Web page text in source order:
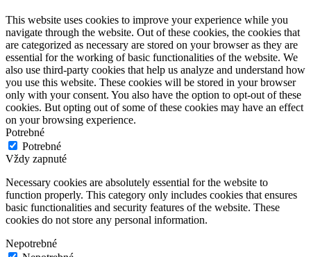
This website uses cookies to improve your experience while you
navigate through the website. Out of these cookies, the cookies that
are categorized as necessary are stored on your browser as they are
essential for the working of basic functionalities of the website. We
also use third-party cookies that help us analyze and understand how
you use this website. These cookies will be stored in your browser
only with your consent. You also have the option to opt-out of these
cookies. But opting out of some of these cookies may have an effect
on your browsing experience.
Potrebné
Potrebné
Vždy zapnuté
Necessary cookies are absolutely essential for the website to
function properly. This category only includes cookies that ensures
basic functionalities and security features of the website. These
cookies do not store any personal information.
Nepotrebné